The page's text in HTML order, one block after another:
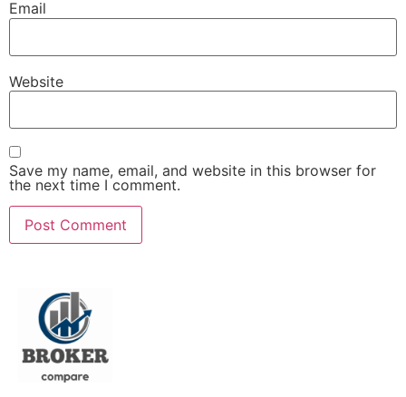
Email
Website
Save my name, email, and website in this browser for
the next time I comment.